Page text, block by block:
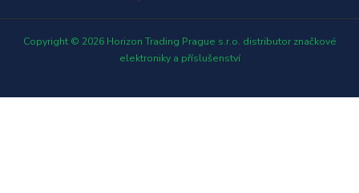
Copyright © 2026 Horizon Trading Prague s.r.o. distributor značkové
elektroniky a příslušenství